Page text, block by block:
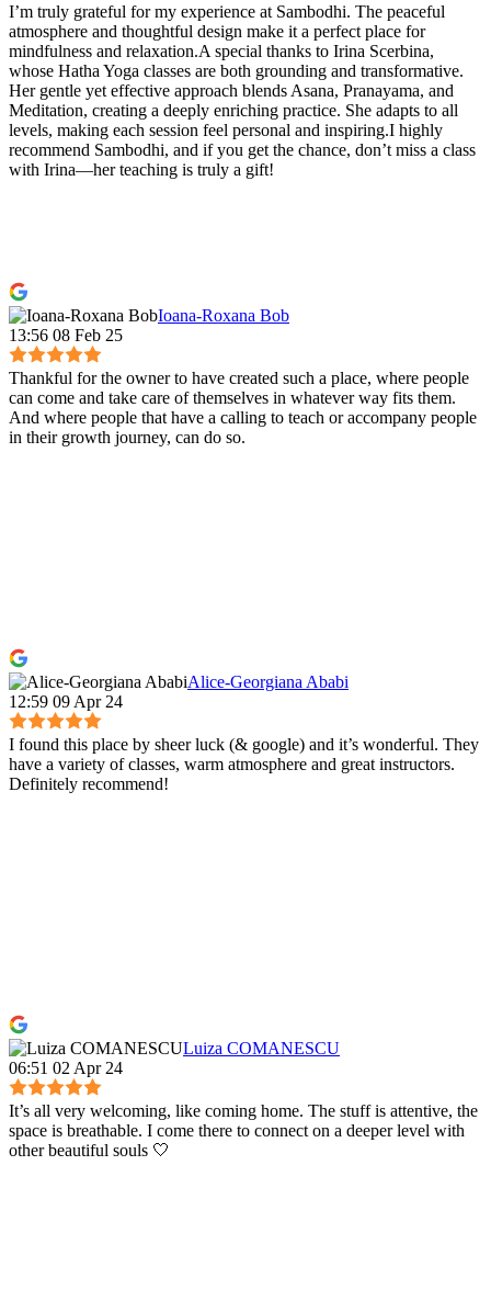
I’m truly grateful for my experience at Sambodhi. The peaceful
atmosphere and thoughtful design make it a perfect place for
mindfulness and relaxation.A special thanks to Irina Scerbina,
whose Hatha Yoga classes are both grounding and transformative.
Her gentle yet effective approach blends Asana, Pranayama, and
Meditation, creating a deeply enriching practice. She adapts to all
levels, making each session feel personal and inspiring.I highly
recommend Sambodhi, and if you get the chance, don’t miss a class
with Irina—her teaching is truly a gift!
Ioana-Roxana Bob
13:56 08 Feb 25
Thankful for the owner to have created such a place, where people
can come and take care of themselves in whatever way fits them.
And where people that have a calling to teach or accompany people
in their growth journey, can do so.
Alice-Georgiana Ababi
12:59 09 Apr 24
I found this place by sheer luck (& google) and it’s wonderful. They
have a variety of classes, warm atmosphere and great instructors.
Definitely recommend!
Luiza COMANESCU
06:51 02 Apr 24
It’s all very welcoming, like coming home. The stuff is attentive, the
space is breathable. I come there to connect on a deeper level with
other beautiful souls 🤍